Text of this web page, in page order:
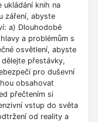
knih na
záření, abyste
a) Dlouhodobé
a problémům s
osvětlení, abyste
přestávky,
pro duševní
obsahovat
přečtením si
vstup do světa
od reality a